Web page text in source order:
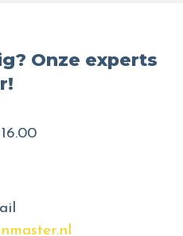
Onze experts